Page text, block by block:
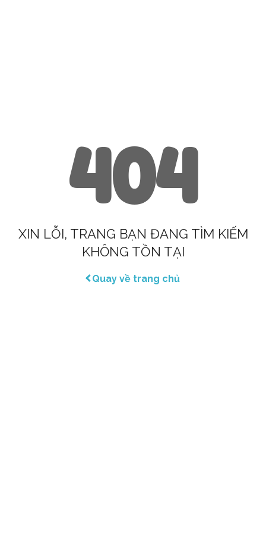
404
XIN LỖI, TRANG BẠN ĐANG TÌM KIẾM
KHÔNG TỒN TẠI
Quay về trang chủ